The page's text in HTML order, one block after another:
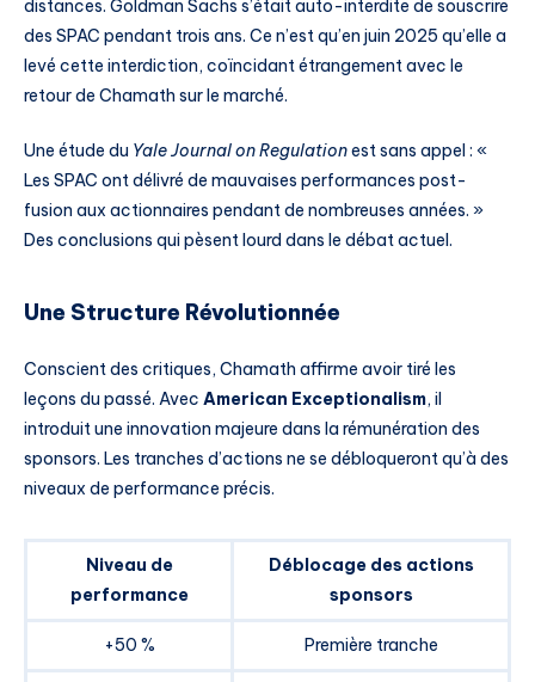
distances. Goldman Sachs s’était auto-interdite de souscrire
des SPAC pendant trois ans. Ce n’est qu’en juin 2025 qu’elle a
levé cette interdiction, coïncidant étrangement avec le
retour de Chamath sur le marché.
Une étude du Yale Journal on Regulationest sans appel : «
Les SPAC ont délivré de mauvaises performances post-
fusion aux actionnaires pendant de nombreuses années. »
Des conclusions qui pèsent lourd dans le débat actuel.
Une Structure Révolutionnée
Conscient des critiques, Chamath affirme avoir tiré les
leçons du passé. Avec American Exceptionalism, il
introduit une innovation majeure dans la rémunération des
sponsors. Les tranches d’actions ne se débloqueront qu’à des
niveaux de performance précis.
Niveau de
performance
Déblocage des actions
sponsors
+50 % Première tranche